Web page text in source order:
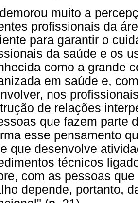
muito a
profissionais da
para garantir o
da saúde e os
como a grande
em saúde e,
nos
de relações
que fazem parte
esse pensamento
que desenvolve
técnicos
com as pessoas
depende, portanto,